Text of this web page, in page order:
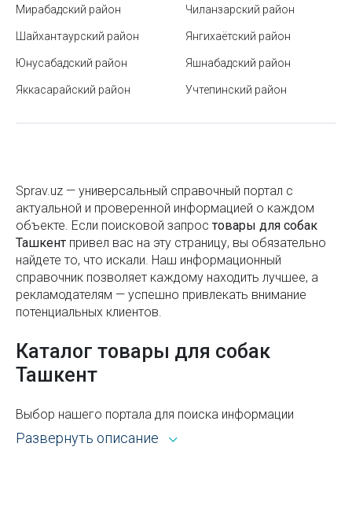
Металлические клетки
Мужские ремни
Мыло
Напольные вешалки
Настенные часы
Настольные лампы
Одноразовая пластиковая посуда
Станция метро Айбек
Правила пользования лифтом: безопасность,
этикет и комфорт
Штрафы за нарушение ПДД в Узбекистане
Нужны ли батареи, если есть отопление теплым
Станция метро Тинчлик
Как зарегистрироваться на IELTS в Ташкенте
Узбекистан – информация для гостей республики
Расшифровка значков на обоях
для дома
Медресе Кукельдаш в Ташкенте
Узбекский национальный академический
Мирабадский район Чиланзарский район
Шайхантаурский район
Юнусабадский район
Яккасарайский район
Янгихаётский район
Яшнабадский район
Учтепинский район
Sprav.uz — универсальный справочный портал с
актуальной и проверенной информацией о каждом
объекте. Если поисковой запроc товары для собак
Ташкент привел вас на эту страницу, вы обязательно
найдете то, что искали. Наш информационный
справочник позволяет каждому находить лучшее, а
рекламодателям — успешно привлекать внимание
потенциальных клиентов.
Каталог товары для собак
Ташкент
Выбор нашего портала для поиска информации
открывает широкие возможности. Каталог Sprav для
пользователей и рекламодателей — это:
Развернуть описание